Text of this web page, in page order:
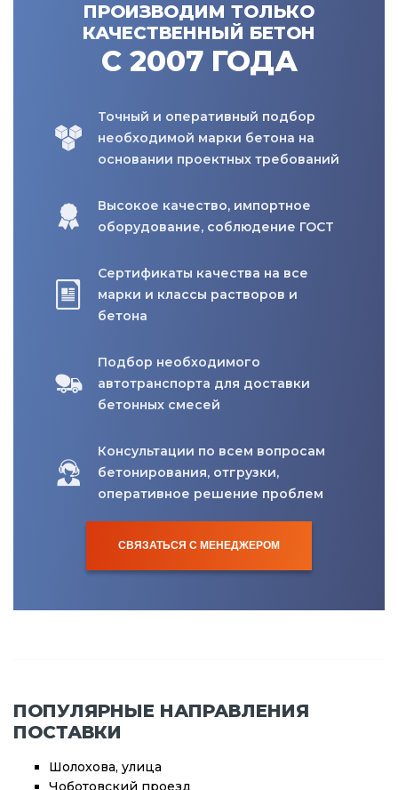
ПРОИЗВОДИМ ТОЛЬКО
КАЧЕСТВЕННЫЙ БЕТОН
С 2007 ГОДА
Точный и оперативный подбор
необходимой марки бетона на
основании проектных требований
Высокое качество, импортное
оборудование, соблюдение ГОСТ
Сертификаты качества на все
марки и классы растворов и
бетона
Подбор необходимого
автотранспорта для доставки
бетонных смесей
Консультации по всем вопросам
бетонирования, отгрузки,
оперативное решение проблем
СВЯЗАТЬСЯ С МЕНЕДЖЕРОМ
ПОПУЛЯРНЫЕ НАПРАВЛЕНИЯ
ПОСТАВКИ
Шолохова, улица
Чоботовский проезд